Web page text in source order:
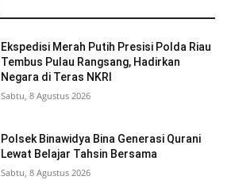
Ekspedisi Merah Putih Presisi Polda Riau
Tembus Pulau Rangsang, Hadirkan
Negara di Teras NKRI
Sabtu, 8 Agustus 2026
Polsek Binawidya Bina Generasi Qurani
Lewat Belajar Tahsin Bersama
Sabtu, 8 Agustus 2026